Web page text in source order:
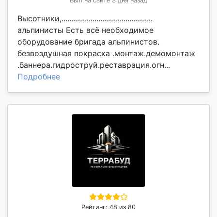
Высотники,...............................................
альпинисты Есть всё необходимое
оборудование бригада альпинистов.
безвоздушная покраска .монтаж.демомонтаж
.баннера.гидроструй.реставрация.огн...
Подробнее
Рейтинг: 48 из 80